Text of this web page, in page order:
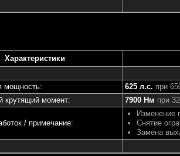
Характеристики
мощность:
625 л.с. при
крутящий момент:
7900 Нм при
/ примечание:
Изменение
Снятие
Замена